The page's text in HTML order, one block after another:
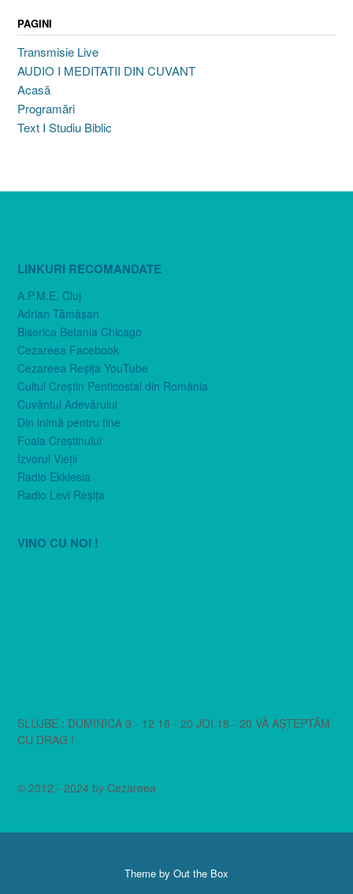
PAGINI
Transmisie Live
AUDIO I MEDITATII DIN CUVANT
Acasă
Programări
Text I Studiu Biblic
LINKURI RECOMANDATE
A.P.M.E. Cluj
Adrian Tămăşan
Biserica Betania Chicago
Cezareea Facebook
Cezareea Reşiţa YouTube
Cultul Creştin Penticostal din România
Cuvântul Adevărului
Din inimă pentru tine
Foaia Creştinului
Izvorul Vieţii
Radio Ekklesia
Radio Levi Reşiţa
VINO CU NOI !
SLUJBE : DUMINICA 9 - 12 18 - 20 JOI 18 - 20 VĂ AȘTEPTĂM
CU DRAG !
© 2012 - 2024 by Cezareea
Theme by Out the Box